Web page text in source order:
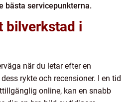
bästa servicepunkterna.
bilverkstad i
när du letar efter en
dess rykte och recensioner. I en tid
online, kan en snabb